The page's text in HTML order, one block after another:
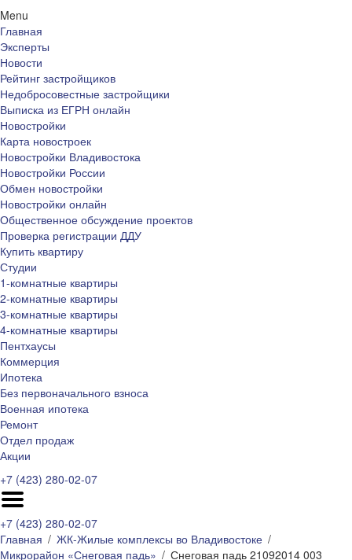
Menu
Главная
Эксперты
Новости
Рейтинг застройщиков
Недобросовестные застройщики
Выписка из ЕГРН онлайн
Новостройки
Карта новостроек
Новостройки Владивостока
Новостройки России
Обмен новостройки
Новостройки онлайн
Общественное обсуждение проектов
Проверка регистрации ДДУ
Купить квартиру
Студии
1-комнатные квартиры
2-комнатные квартиры
3-комнатные квартиры
4-комнатные квартиры
Пентхаусы
Коммерция
Ипотека
Без первоначального взноса
Военная ипотека
Ремонт
Отдел продаж
Акции
+7 (423) 280-02-07
+7 (423) 280-02-07
Главная
ЖК-Жилые комплексы во Владивостоке
Микрорайон «Снеговая падь»
Снеговая падь 21092014 003